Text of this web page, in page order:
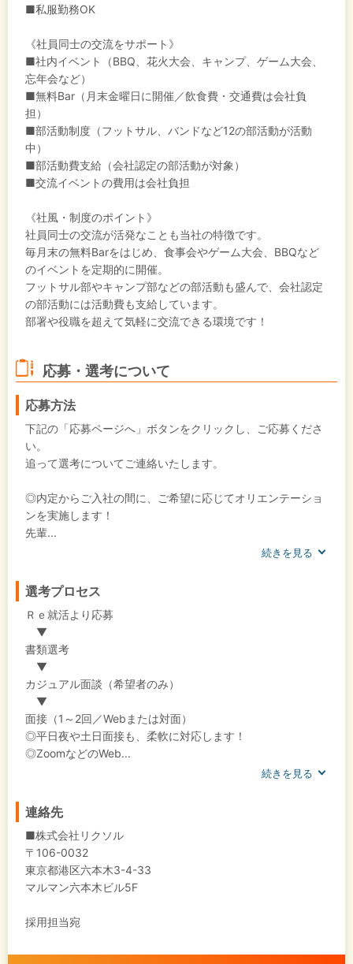
■私服勤務OK
《社員同士の交流をサポート》
■社内イベント（BBQ、花火大会、キャンプ、ゲーム大会、
忘年会など）
■無料Bar（月末金曜日に開催／飲食費・交通費は会社負
担）
■部活動制度（フットサル、バンドなど12の部活動が活動
中）
■部活動費支給（会社認定の部活動が対象）
■交流イベントの費用は会社負担
《社風・制度のポイント》
社員同士の交流が活発なことも当社の特徴です。
毎月末の無料Barをはじめ、食事会やゲーム大会、BBQなど
のイベントを定期的に開催。
フットサル部やキャンプ部などの部活動も盛んで、会社認定
の部活動には活動費も支給しています。
部署や役職を超えて気軽に交流できる環境です！
応募・選考について
応募方法
下記の「応募ページへ」ボタンをクリックし、ご応募くださ
い。
追って選考についてご連絡いたします。
◎内定からご入社の間に、ご希望に応じてオリエンテーショ
ンを実施します！
先輩...
続きを見る
選考プロセス
Ｒｅ就活より応募
▼
書類選考
▼
カジュアル面談（希望者のみ）
▼
面接（1～2回／Webまたは対面）
◎平日夜や土日面接も、柔軟に対応します！
◎ZoomなどのWeb...
続きを見る
連絡先
■株式会社リクソル
〒106-0032
東京都港区六本木3-4-33
マルマン六本木ビル5F
採用担当宛